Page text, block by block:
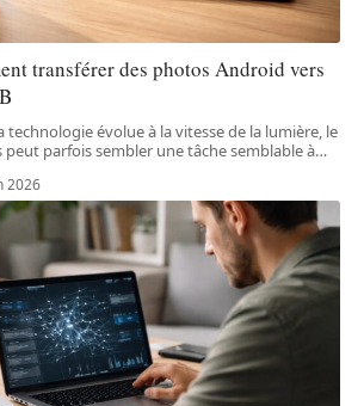
transférer des photos Android vers
technologie évolue à la vitesse de la lumière, le
parfois sembler une tâche semblable à…
2026